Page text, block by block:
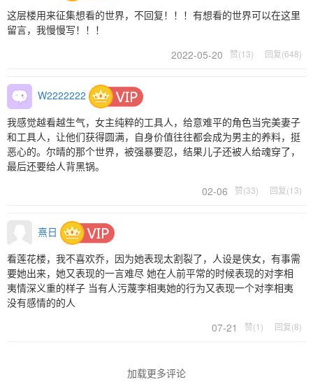
这层楼用来征集想看的世界，不回复！！！有想看的世界可以在这里
留言，我慢慢写！！！
2022-05-20
赞(13) 回复(648)
W2222222
我感觉越看越生气，女主纯粹的工具人，给意难平的角色当完美妻子
和工具人，让他们获得圆满，自身价值往往都会成为男主的养料，挺
恶心的。尔晴的那个世界，被强暴要忍，结果儿子还被人给魂穿了，
最后还要给人背黑锅。
02-06
赞(33) 回复(13)
熹日
看莲花楼，我不喜欢乔，因为她表现太割裂了，人设是侠女，有事需
要她出来，她又表现的一言难尽 她在人前平常的时候表现的对李相
夷情深义重的样子 当有人污蔑李相夷她的行为又表现一个对李相夷
没有感情的的人
07-21
赞(1) 回复(8)
加载更多评论